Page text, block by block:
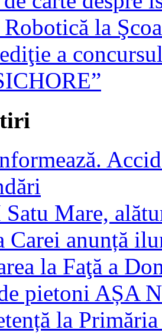
la
a
Mare,
Carei anunță
la Faţă a
pietoni AȘA
la